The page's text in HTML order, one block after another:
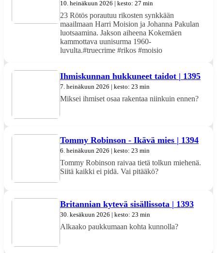
10. heinäkuun 2026 | kesto: 27 min
23 Rötös porautuu rikosten synkkään
maailmaan Harri Moision ja Johanna Pakulan
luotsaamina. Jakson aiheena Kokemäen
kammottava uunisurma 1960-
luvulta.#truecrime #rikos #moisio
Ihmiskunnan hukkuneet taidot | 1395
7. heinäkuun 2026 | kesto: 23 min
Miksei ihmiset osaa rakentaa niinkuin ennen?
Tommy Robinson - Ikävä mies | 1394
6. heinäkuun 2026 | kesto: 23 min
Tommy Robinson raivaa tietä tolkun miehenä.
Siitä kaikki ei pidä. Vai pitääkö?
Britannian kytevä sisällissota | 1393
30. kesäkuun 2026 | kesto: 23 min
Alkaako paukkumaan kohta kunnolla?